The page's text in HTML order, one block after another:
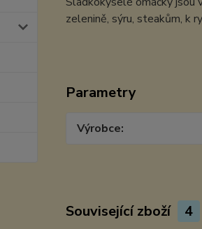
zelenině, sýru, steakům, k
Parametry
Výrobce
Související zboží 4